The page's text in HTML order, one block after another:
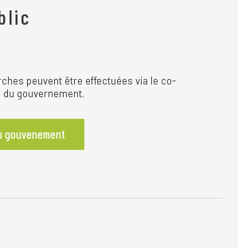
peuvent être effectuées via le co-
gouvernement.
gouvenement